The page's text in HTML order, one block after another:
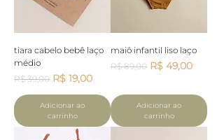
tiara cabelo bebê laço
médio
Preço normal
R$ 39,00 Preço promocional
R$ 19,00
Adicionar ao
carrinho
maiô infantil liso laço
Preço normal
R$ 89,00 Preço
R$ 49,00
Adicionar ao
carrinho